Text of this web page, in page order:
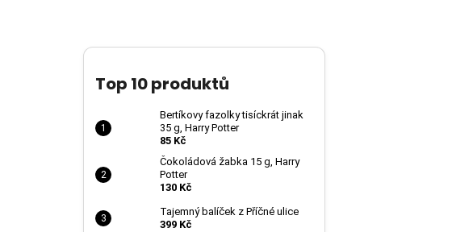
Top 10 produktů
Bertíkovy fazolky tisíckrát jinak
35 g, Harry Potter
85 Kč
Čokoládová žabka 15 g, Harry
Potter
130 Kč
Tajemný balíček z Příčné ulice
399 Kč